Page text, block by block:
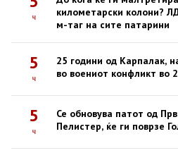
ч
километарски колони?
м-таг на сите патарини
5
ч
25 години од Карпалак,
во воениот конфликт во
5
ч
Се обновува патот од
Пелистер, ќе ги поврзе